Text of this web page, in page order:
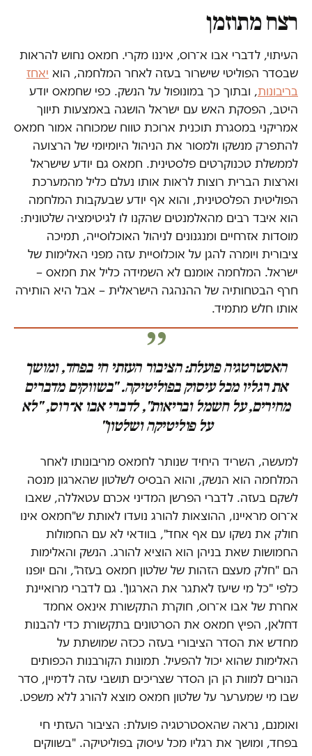
רצח מתוזמן
העיתוי, לדברי אבו א־רוס, איננו מקרי. חמאס נחוש להראות
שבסדר הפוליטי שישרור בעזה לאחר המלחמה, הוא יאחז
בריבונות, ובתוך כך במונופול על הנשק. כפי שחמאס יודע
היטב, הפסקת האש עם ישראל הושגה באמצעות תיווך
אמריקני במסגרת תוכנית ארוכת טווח שמכוחה אמור חמאס
להתפרק מנשקו ולמסור את הניהול היומיומי של הרצועה
לממשלת טכנוקרטים פלסטינית. חמאס גם יודע שישראל
וארצות הברית רוצות לראות אותו נעלם כליל מהמערכת
הפוליטית הפלסטינית, והוא אף יודע שבעקבות המלחמה
הוא איבד רבים מהאלמנטים שהקנו לו לגיטימציה שלטונית:
מוסדות אזרחיים ומנגנונים לניהול האוכלוסייה, תמיכה
ציבורית ויומרה להגן על אוכלוסיית עזה מפני האלימות של
ישראל. המלחמה אומנם לא השמידה כליל את חמאס –
חרף הבטחותיה של ההנהגה הישראלית – אבל היא הותירה
אותו חלש מתמיד.
האסטרטגיה פועלת: הציבור העזתי חי בפחד, ומושך
את רגליו מכל עיסוק בפוליטיקה. "בשווקים מדברים
מחירים, על חשמל ובריאות", לדברי אבו א־רוס, "לא
על פוליטיקה ושלטון"
למעשה, השריד היחיד שנותר לחמאס מריבונותו לאחר
המלחמה הוא הנשק, והוא הבסיס לשלטון שהארגון מנסה
לשקם בעזה. לדברי הפרשן המדיני אכרם עטאללה, שאבו
א־רוס מראיינו, ההוצאות להורג נועדו לאותת ש"חמאס אינו
חולק את נשקו עם אף אחד", בוודאי לא עם החמולות
החמושות שאת בניהן הוא הוציא להורג. הנשק והאלימות
הם "חלק מעצם הזהות של שלטון חמאס בעזה", והם יופנו
כלפי "כל מי שיעז לאתגר את הארגון". גם לדברי מרואיינת
אחרת של אבו א־רוס, חוקרת התקשורת אינאס אחמד
דחלאן, הפיץ חמאס את הסרטונים בתקשורת כדי להבנות
מחדש את הסדר הציבורי בעזה ככזה שמושתת על
האלימות שהוא יכול להפעיל. תמונות הקורבנות הכפותים
הנורים למוות הן הן הסדר שצריכים תושבי עזה לדמיין, סדר
שבו מי שמערער על שלטון חמאס מוצא להורג ללא משפט.
ואומנם, נראה שהאסטרטגיה פועלת: הציבור העזתי חי
בפחד, ומושך את רגליו מכל עיסוק בפוליטיקה. "בשווקים